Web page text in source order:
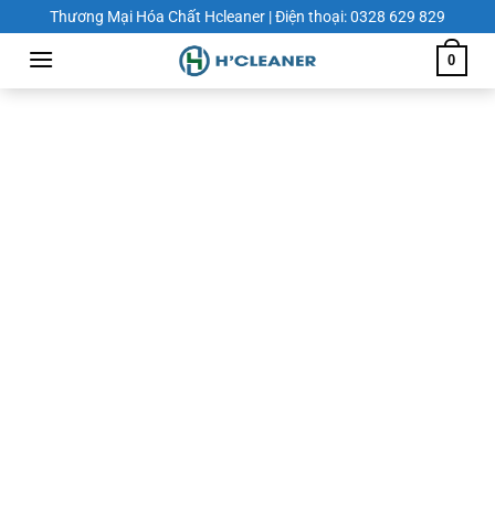
Chuyển
đến
dung
Thương Mại Hóa Chất Hcleaner | Điện thoại: 0328 629 829
0